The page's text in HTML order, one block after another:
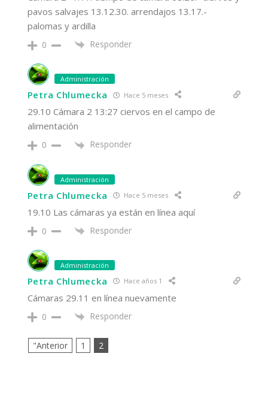
pavos salvajes 13.12.30. arrendajos 13.17.-
palomas y ardilla
0 Responder
Administración
Petra Chlumecka Hace 5 meses
29.10 Cámara 2 13:27 ciervos en el campo de
alimentación
0 Responder
Administración
Petra Chlumecka Hace 5 meses
19.10 Las cámaras ya están en línea aquí
0 Responder
Administración
Petra Chlumecka Hace años 1
Cámaras 29.11 en línea nuevamente
0 Responder
"Anterior 1 2